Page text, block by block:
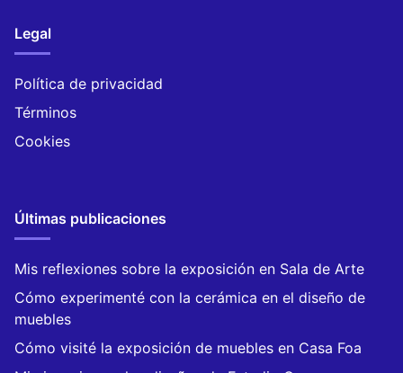
Legal
Política de privacidad
Términos
Cookies
Últimas publicaciones
Mis reflexiones sobre la exposición en Sala de Arte
Cómo experimenté con la cerámica en el diseño de
muebles
Cómo visité la exposición de muebles en Casa Foa